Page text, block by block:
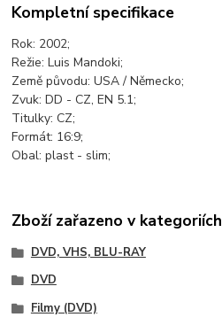
Kompletní specifikace
Rok: 2002;
Režie: Luis Mandoki;
Země původu: USA / Německo;
Zvuk: DD - CZ, EN 5.1;
Titulky: CZ;
Formát: 16:9;
Obal: plast - slim;
Zboží zařazeno v kategoriích
DVD, VHS, BLU-RAY
DVD
Filmy (DVD)